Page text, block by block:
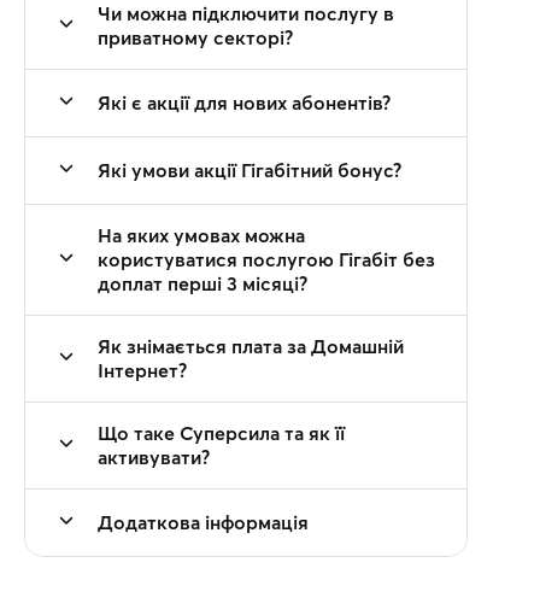
Чи можна підключити послугу в
приватному секторі?
Які є акції для нових абонентів?
Які умови акції Гігабітний бонус?
На яких умовах можна
користуватися послугою Гігабіт без
доплат перші 3 місяці?
Як знімається плата за Домашній
Інтернет?
Що таке Суперсила та як її
активувати?
Додаткова інформація